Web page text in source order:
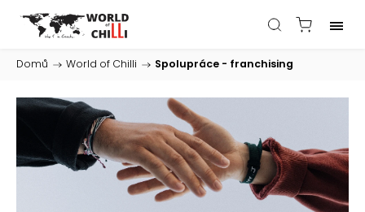
Domů / World of Chilli / Spolupráce - franchising